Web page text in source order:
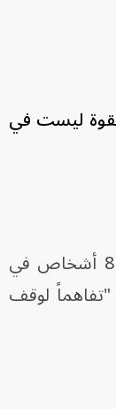
ليست في
وتأتي التصريحات في الوقت الذي أفادت فيه الوكالة الوطنية اللبنانية للإعلام، بسقوط 8 أشخاص في
"تفاهماً لوقف